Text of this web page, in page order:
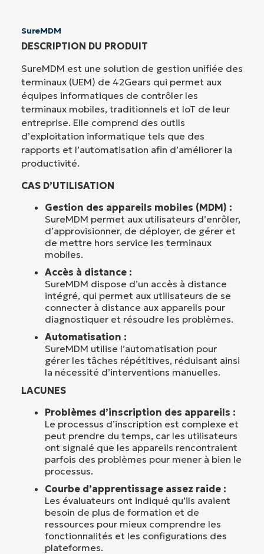
SureMDM
DESCRIPTION DU PRODUIT
SureMDM est une solution de gestion unifiée des
terminaux (UEM) de 42Gears qui permet aux
équipes informatiques de contrôler les
terminaux mobiles, traditionnels et IoT de leur
entreprise. Elle comprend des outils
d’exploitation informatique tels que des
rapports et l’automatisation afin d’améliorer la
productivité.
CAS D’UTILISATION
Gestion des appareils mobiles (MDM) :
SureMDM permet aux utilisateurs d’enrôler,
d’approvisionner, de déployer, de gérer et
de mettre hors service les terminaux
mobiles.
Accès à distance :
SureMDM dispose d’un accès à distance
intégré, qui permet aux utilisateurs de se
connecter à distance aux appareils pour
diagnostiquer et résoudre les problèmes.
Automatisation :
SureMDM utilise l’automatisation pour
gérer les tâches répétitives, réduisant ainsi
la nécessité d’interventions manuelles.
LACUNES
Problèmes d’inscription des appareils :
Le processus d’inscription est complexe et
peut prendre du temps, car les utilisateurs
ont signalé que les appareils rencontraient
parfois des problèmes pour mener à bien le
processus.
Courbe d’apprentissage assez raide :
Les évaluateurs ont indiqué qu’ils avaient
besoin de plus de formation et de
ressources pour mieux comprendre les
fonctionnalités et les configurations des
plateformes.